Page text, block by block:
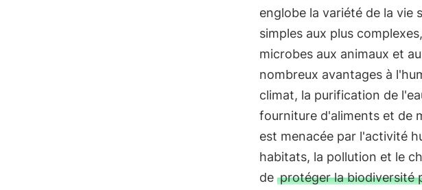
englobe la variété de la vie
simples aux plus
microbes aux animaux et
nombreux avantages à
climat, la purification de
fourniture d'aliments et de
est menacée par l'activité
habitats, la pollution et le
de protéger la biodiversité